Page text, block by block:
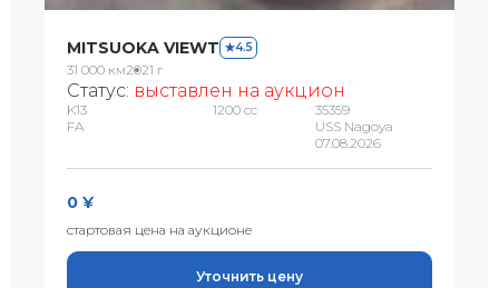
MITSUOKA VIEWT 4.5
31 000 км2021 г
Статус: выставлен на аукцион
K13
FA
1200 сс
35359
USS Nagoya
07.08.2026
0 ¥
стартовая цена на аукционе
Уточнить цену